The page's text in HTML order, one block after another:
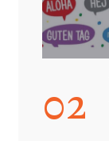
02